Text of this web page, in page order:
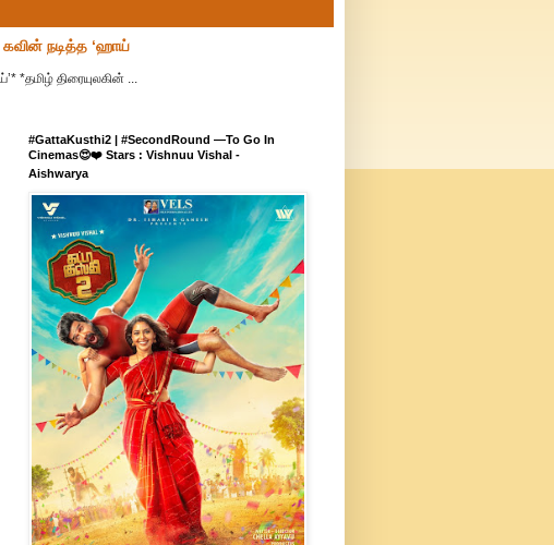
கவின் நடித்த ‘ஹாய்
*தமிழ் திரையுலகின் ...
#GattaKusthi2 | #SecondRound —To Go In
Cinemas😍❤️ Stars : Vishnuu Vishal -
Aishwarya